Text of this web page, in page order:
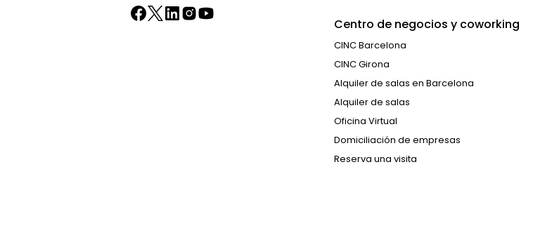
Centro de negocios y coworking
CINC Barcelona
CINC Girona
Alquiler de salas en Barcelona
Alquiler de salas
Oficina Virtual
Domiciliación de empresas
Reserva una visita